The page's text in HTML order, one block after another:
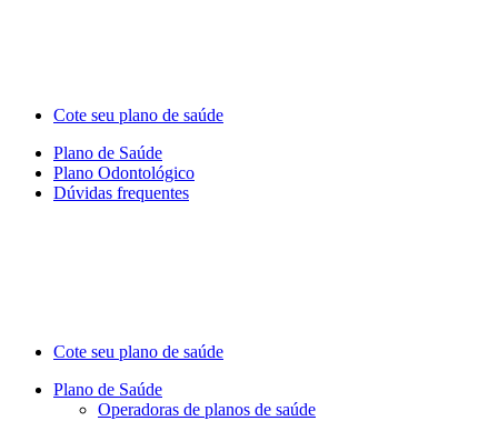
Cote seu plano de saúde
Plano de Saúde
Plano Odontológico
Dúvidas frequentes
Cote seu plano de saúde
Plano de Saúde
Operadoras de planos de saúde